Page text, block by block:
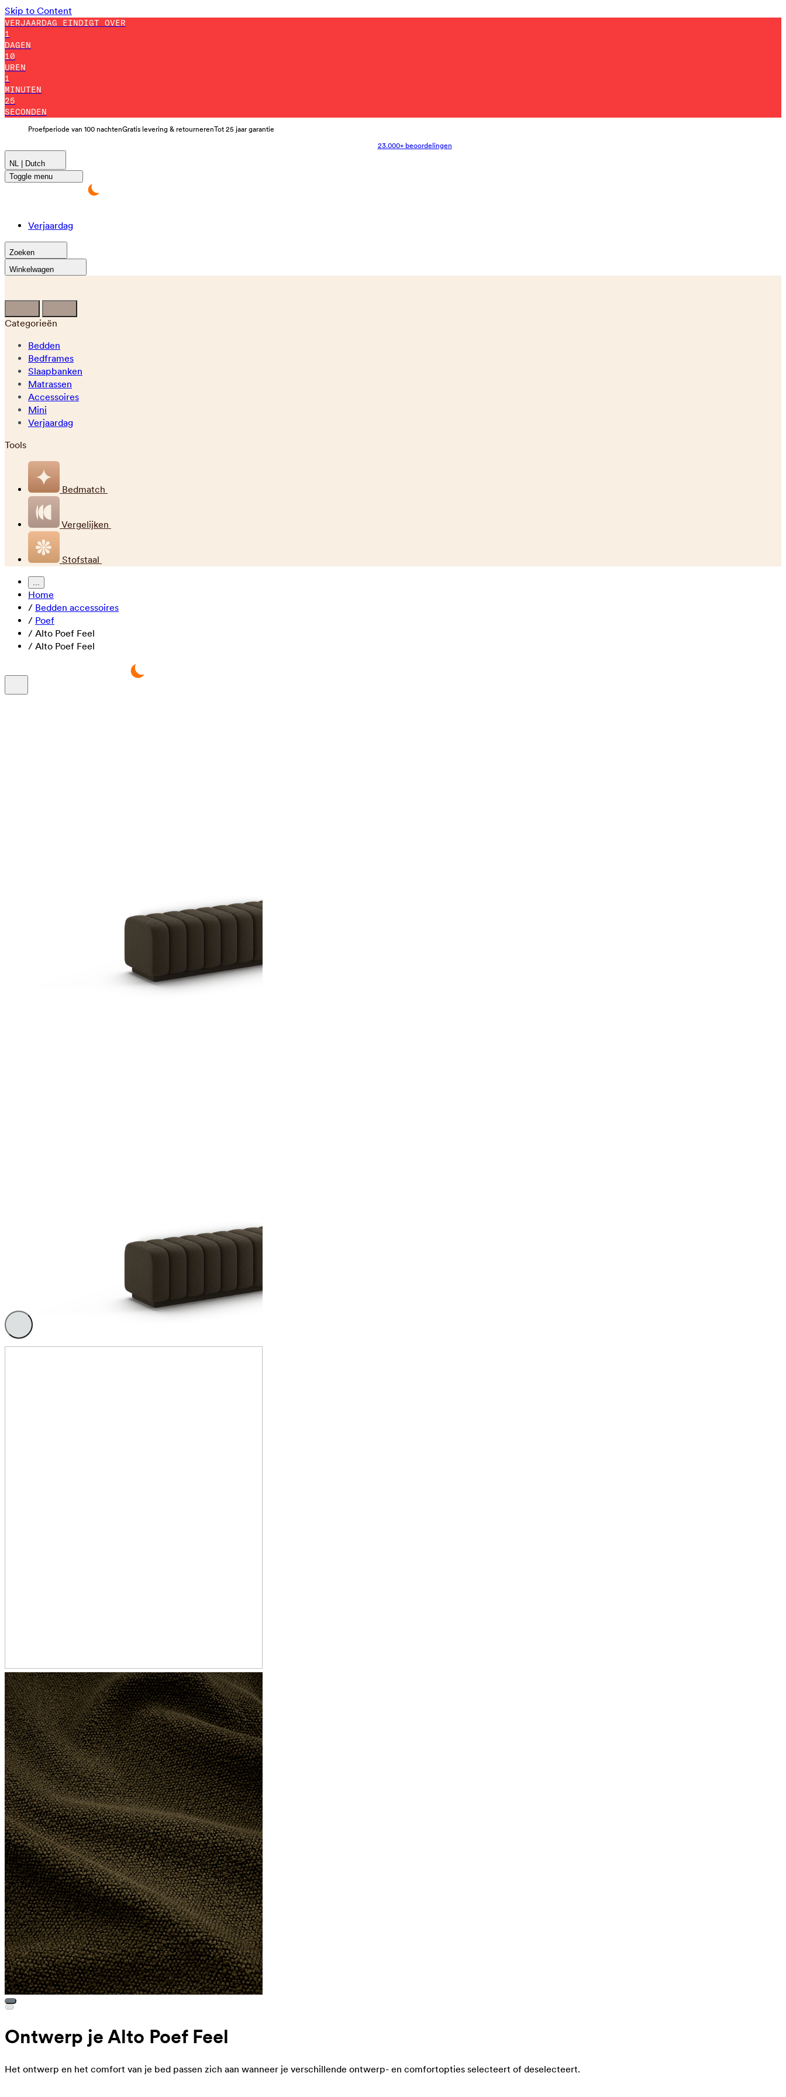
Skip to Content
VERJAARDAG EINDIGT OVER
1
DAGEN
10
UREN
1
MINUTEN
24
SECONDEN
Proefperiode van 100 nachtenGratis levering & retournerenTot 25 jaar garantie
23.000+ beoordelingen
NL | Dutch
Toggle menu
Verjaardag
Zoeken
Winkelwagen
Categorieën
Bedden
Bedframes
Slaapbanken
Matrassen
Accessoires
Mini
Verjaardag
Tools
Bedmatch
Vergelijken
Stofstaal
...
Home
/ Bedden accessoires
/ Poef
/ Alto Poef Feel
/ Alto Poef Feel
Ontwerp je Alto Poef Feel
Het ontwerp en het comfort van je bed passen zich aan wanneer je verschillende ontwerp- en comfortopties selecteert of deselecteert.